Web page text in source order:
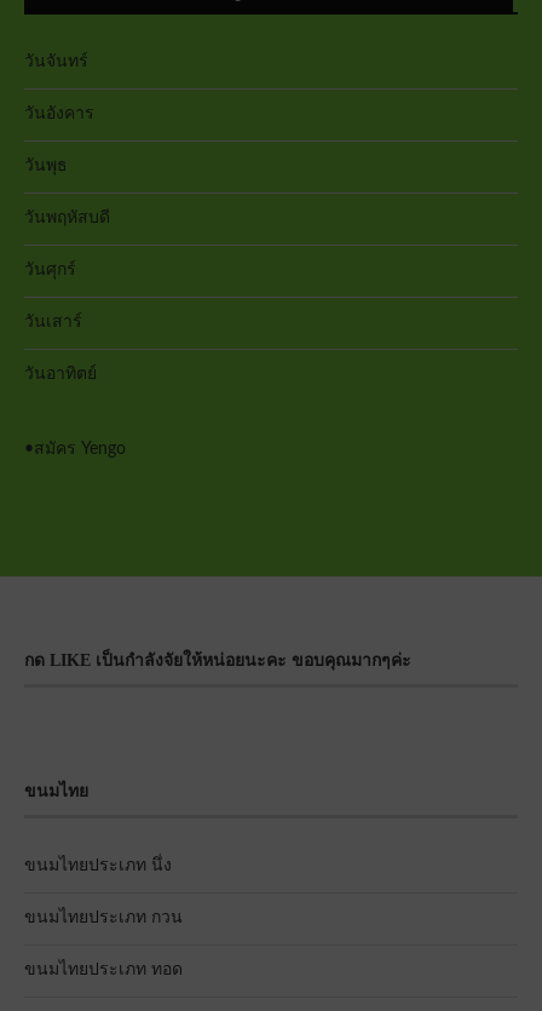
วันจันทร์
วันอังคาร
วันพุธ
วันพฤหัสบดี
วันศุกร์
วันเสาร์
วันอาทิตย์
•สมัคร Yengo
กด LIKE เป็นกำลังจัยให้หน่อยนะคะ ขอบคุณมากๆค่ะ
ขนมไทย
ขนมไทยประเภท นึ่ง
ขนมไทยประเภท กวน
ขนมไทยประเภท ทอด